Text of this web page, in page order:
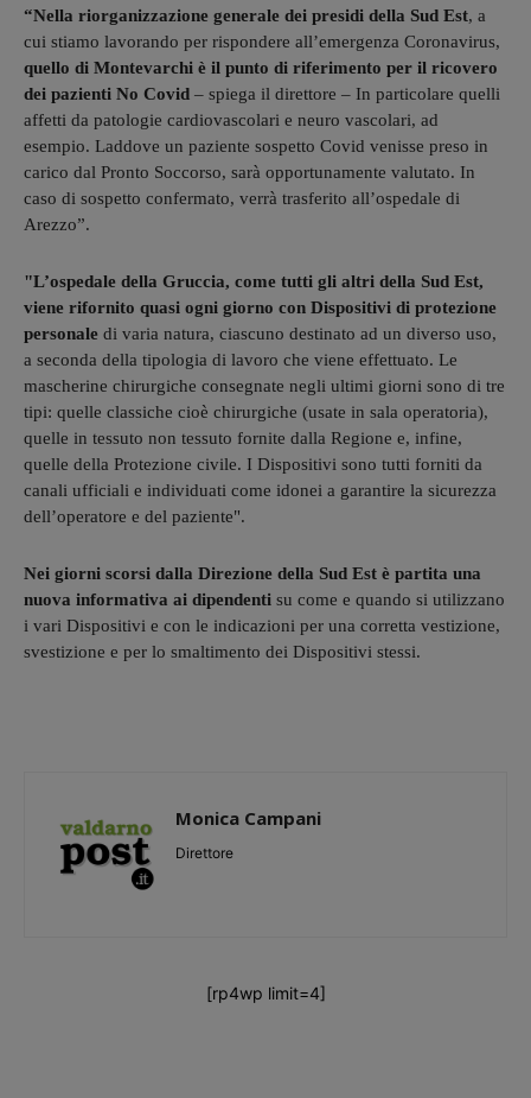
“Nella riorganizzazione generale dei presidi della Sud Est, a
cui stiamo lavorando per rispondere all’emergenza Coronavirus,
quello di Montevarchi è il punto di riferimento per il ricovero
dei pazienti No Covid – spiega il direttore – In particolare quelli
affetti da patologie cardiovascolari e neuro vascolari, ad
esempio. Laddove un paziente sospetto Covid venisse preso in
carico dal Pronto Soccorso, sarà opportunamente valutato. In
caso di sospetto confermato, verrà trasferito all’ospedale di
Arezzo”.
"L’ospedale della Gruccia, come tutti gli altri della Sud Est,
viene rifornito quasi ogni giorno con Dispositivi di protezione
personale di varia natura, ciascuno destinato ad un diverso uso,
a seconda della tipologia di lavoro che viene effettuato. Le
mascherine chirurgiche consegnate negli ultimi giorni sono di tre
tipi: quelle classiche cioè chirurgiche (usate in sala operatoria),
quelle in tessuto non tessuto fornite dalla Regione e, infine,
quelle della Protezione civile. I Dispositivi sono tutti forniti da
canali ufficiali e individuati come idonei a garantire la sicurezza
dell’operatore e del paziente".
Nei giorni scorsi dalla Direzione della Sud Est è partita una
nuova informativa ai dipendenti su come e quando si utilizzano
i vari Dispositivi e con le indicazioni per una corretta vestizione,
svestizione e per lo smaltimento dei Dispositivi stessi.
Monica Campani
Direttore
[rp4wp limit=4]